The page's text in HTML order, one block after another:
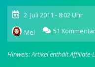
2. Juli 2011 - 8:02 Uhr
Mel
51
Hinweis: Artikel enthält Affiliate-